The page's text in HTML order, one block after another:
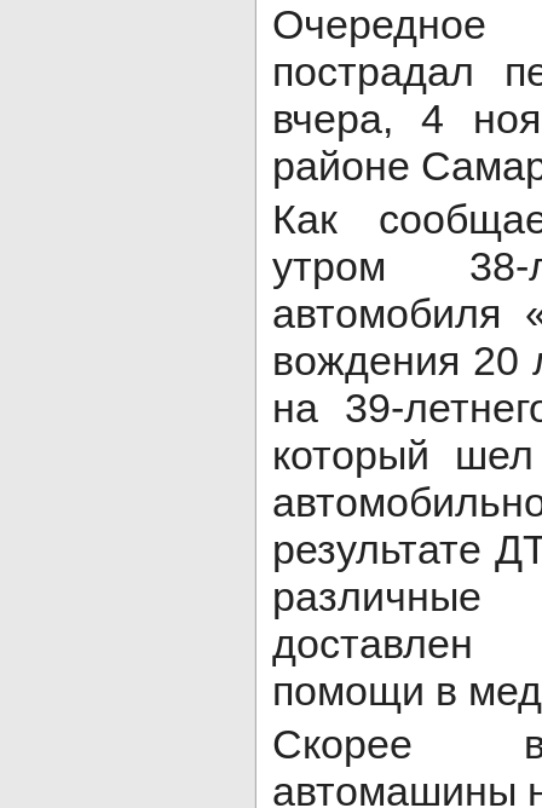
пострадал
вчера, 4
районе
Как
утром 38-
автомобиля
вождения 20
на 39-
который
результате
доставлен
помощи в
Скорее
автомашины